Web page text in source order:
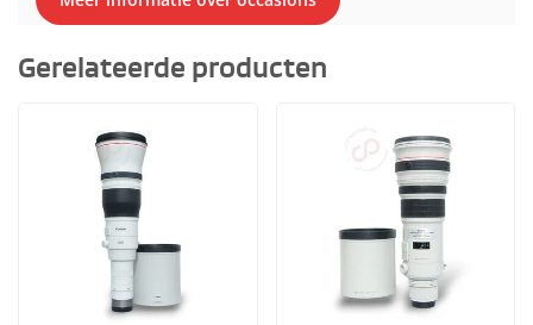
Gerelateerde producten